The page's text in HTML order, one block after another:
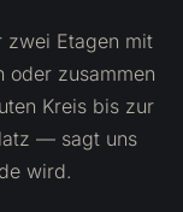
zwei Etagen mit
oder zusammen
Kreis bis zur
— sagt uns
wird.